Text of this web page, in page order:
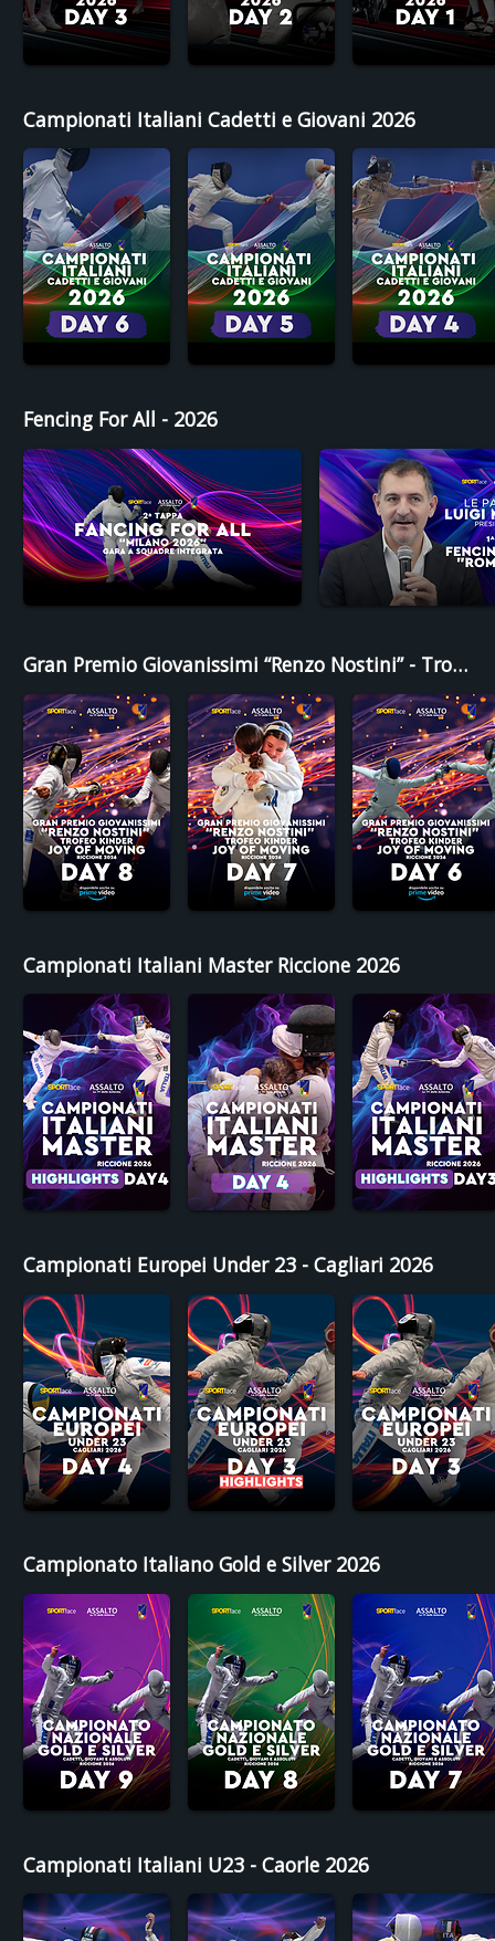
Campionati Italiani Cadetti e Giovani 2026
Fencing For All - 2026
Gran Premio Giovanissimi “Renzo Nostini” - Trofeo Kinder Joy of Moving 2026
Campionati Italiani Master Riccione 2026
Campionati Europei Under 23 - Cagliari 2026
Campionato Italiano Gold e Silver 2026
Campionati Italiani U23 - Caorle 2026